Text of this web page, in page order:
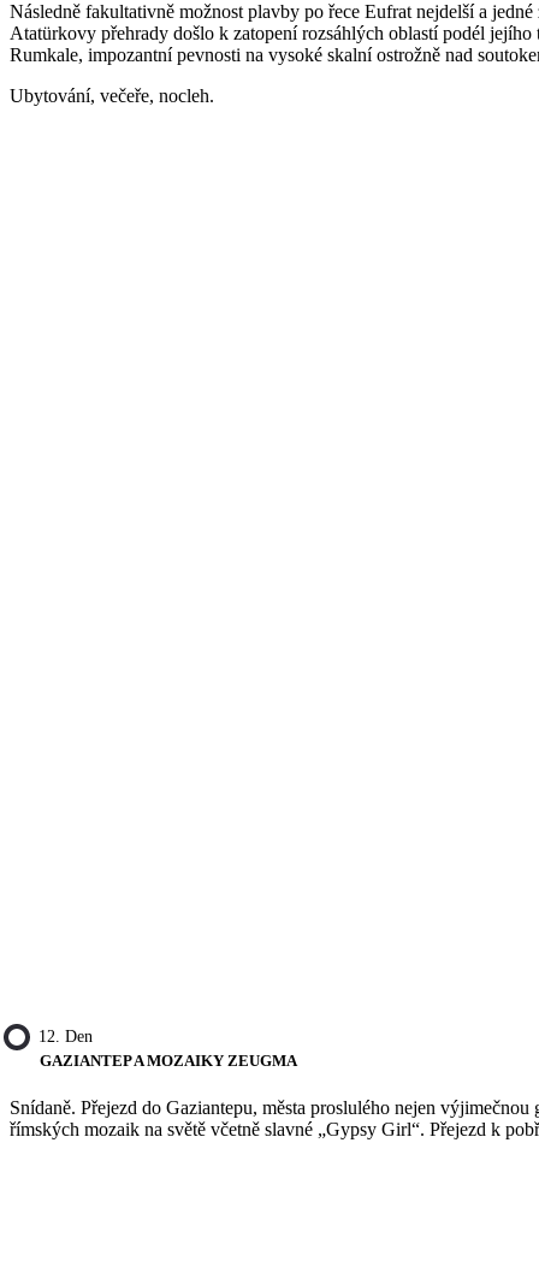
Následně fakultativně možnost plavby po řece Eufrat nejdelší a
Atatürkovy přehrady došlo k zatopení rozsáhlých oblastí podél
Rumkale, impozantní pevnosti na vysoké skalní ostrožně nad
Ubytování, večeře, nocleh.
12. Den
GAZIANTEP A MOZAIKY ZEUGMA
Snídaně. Přejezd do Gaziantepu, města proslulého nejen
římských mozaik na světě včetně slavné „Gypsy Girl“. Přejezd k